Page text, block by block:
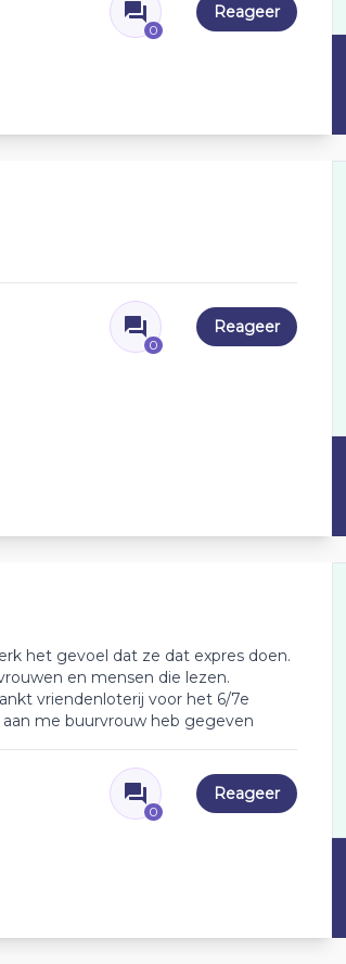
0
Reageer
0
Reageer
het gevoel dat ze dat expres doen.
en mensen die lezen.
vriendenloterij voor het 6/7e
me buurvrouw heb gegeven
0
Reageer